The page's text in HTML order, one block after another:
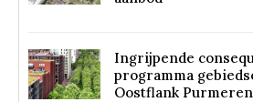
Ingrijpende
programma
Oostflank